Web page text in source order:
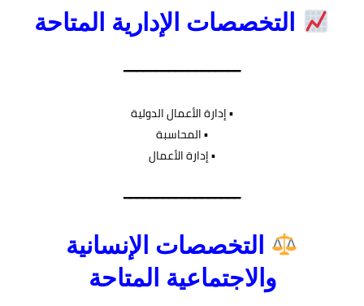
التخصصات الإدارية المتاحة
━━━━━━━━━━━━━━━━━━
▪︎ إدارة الأعمال الدولية
▪︎ المحاسبة
▪︎ إدارة الأعمال
━━━━━━━━━━━━━━━━━━
التخصصات الإنسانية
والاجتماعية المتاحة